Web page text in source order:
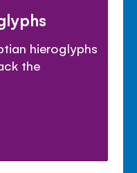
hieroglyphs
the